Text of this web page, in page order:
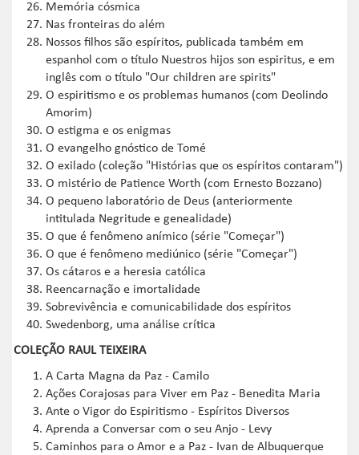
Memória cósmica
Nas fronteiras do além
Nossos filhos são espíritos, publicada também em
espanhol com o título Nuestros hijos son espiritus, e em
inglês com o título "Our children are spirits"
O espiritismo e os problemas humanos (com Deolindo
Amorim)
O estigma e os enigmas
O evangelho gnóstico de Tomé
O exilado (coleção "Histórias que os espíritos contaram")
O mistério de Patience Worth (com Ernesto Bozzano)
O pequeno laboratório de Deus (anteriormente
intitulada Negritude e genealidade)
O que é fenômeno anímico (série "Começar")
O que é fenômeno mediúnico (série "Começar")
Os cátaros e a heresia católica
Reencarnação e imortalidade
Sobrevivência e comunicabilidade dos espíritos
Swedenborg, uma análise crítica
COLEÇÃO RAUL TEIXEIRA
A Carta Magna da Paz - Camilo
Ações Corajosas para Viver em Paz - Benedita Maria
Ante o Vigor do Espiritismo - Espíritos Diversos
Aprenda a Conversar com o seu Anjo - Levy
Caminhos para o Amor e a Paz - Ivan de Albuquerque